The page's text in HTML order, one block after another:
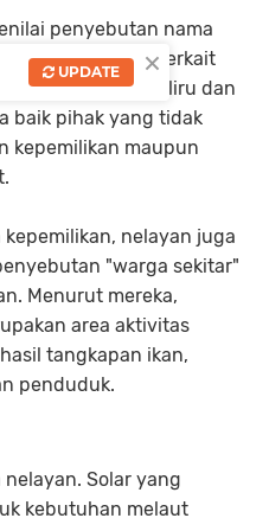
penyebutan nama
berkembang terkait
informasi yang keliru dan
baik pihak yang tidak
kepemilikan maupun
nelayan juga
"warga sekitar"
Menurut mereka,
area aktivitas
tangkapan ikan,
penduduk.
Solar yang
kebutuhan melaut
×
UPDATE